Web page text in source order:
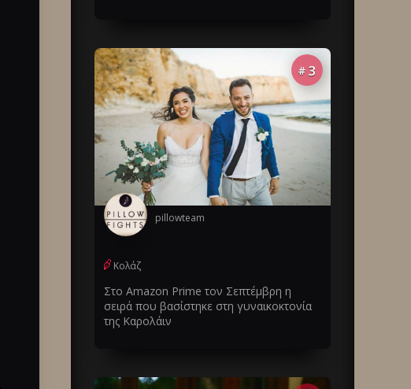
# 3
pillowteam
Κολάζ
Στο Amazon Prime τον Σεπτέμβρη η
σειρά που βασίστηκε στη γυναικοκτονία
της Καρολάιν